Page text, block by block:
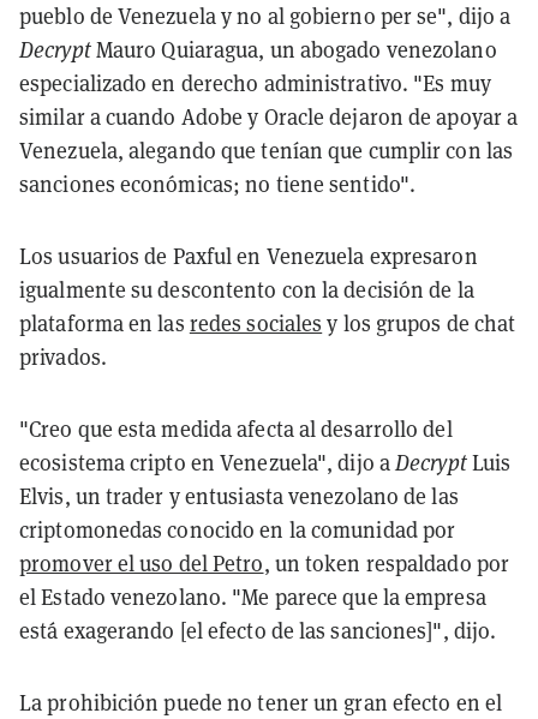
pueblo de Venezuela y no al gobierno per se", dijo a
DecryptMauro Quiaragua, un abogado venezolano
especializado en derecho administrativo. "Es muy
similar a cuando Adobe y Oracle dejaron de apoyar a
Venezuela, alegando que tenían que cumplir con las
sanciones económicas; no tiene sentido".
Los usuarios de Paxful en Venezuela expresaron
igualmente su descontento con la decisión de la
plataforma en las redes sociales y los grupos de chat
privados.
"Creo que esta medida afecta al desarrollo del
ecosistema cripto en Venezuela", dijo aDecryptLuis
Elvis, un trader y entusiasta venezolano de las
criptomonedas conocido en la comunidad por
promover el uso del Petro, un token respaldado por
el Estado venezolano. "Me parece que la empresa
está exagerando [el efecto de las sanciones]", dijo.
La prohibición puede no tener un gran efecto en el